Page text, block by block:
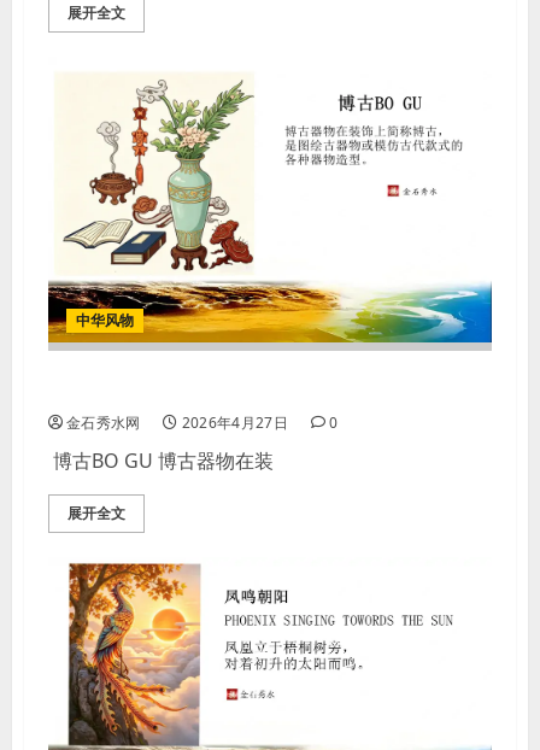
展开全文
中华风物
金石秀水网 2026年4月27日 0
博古BO GU 博古器物在装
展开全文